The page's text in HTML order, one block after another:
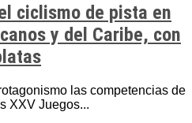
ciclismo de pista en
y del Caribe, con
las competencias de
XXV Juegos...